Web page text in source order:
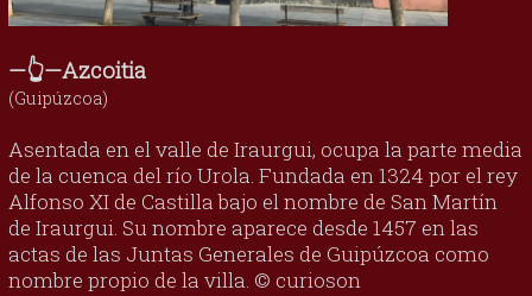
—👆—Azcoitia
(Guipúzcoa)
Asentada en el valle de Iraurgui, ocupa la parte media
de la cuenca del río Urola. Fundada en 1324 por el rey
Alfonso XI de Castilla bajo el nombre de San Martín
de Iraurgui. Su nombre aparece desde 1457 en las
actas de las Juntas Generales de Guipúzcoa como
nombre propio de la villa. © curioson